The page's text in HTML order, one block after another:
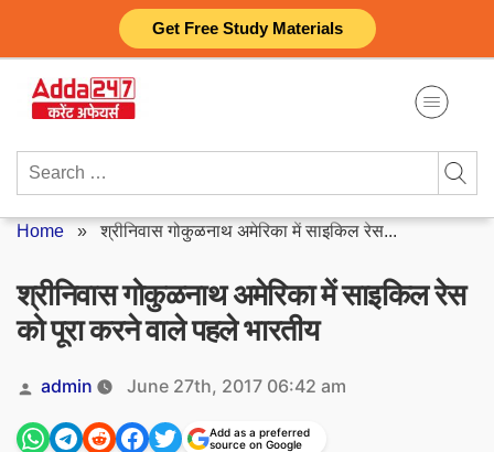
Get Free Study Materials
content
Search
Home »श्रीनिवास गोकुळनाथ अमेरिका में साइकिल रेस...
श्रीनिवास गोकुळनाथ अमेरिका में साइकिल रेस
को पूरा करने वाले पहले भारतीय
Posted
by
admin June 27th, 2017 06:42 am
Add as a preferred
source on Google